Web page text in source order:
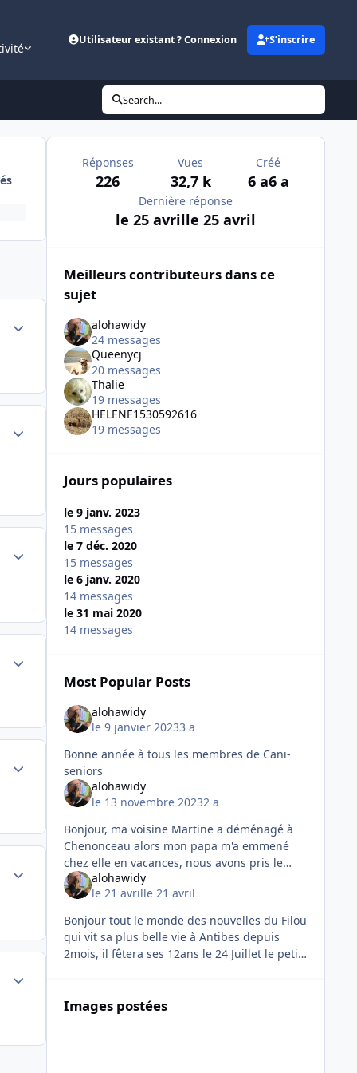
Utilisateur existant ? Connexion S’inscrire
Search...
Author stats
Author stats
Author stats
Author stats
Author stats
Réponses
226
Vues
32,7 k
Créé
6 a6 a
Dernière réponse
le 25 avrille 25 avril
Meilleurs contributeurs dans ce
sujet
alohawidy
24 messages
Queenycj
20 messages
Thalie
19 messages
HELENE1530592616
19 messages
Jours populaires
le 9 janv. 2023
15 messages
le 7 déc. 2020
15 messages
le 6 janv. 2020
14 messages
le 31 mai 2020
14 messages
Most Popular Posts
alohawidy
le 9 janvier 20233 a
Bonne année à tous les membres de Cani-
seniors
alohawidy
le 13 novembre 20232 a
Bonjour, ma voisine Martine a déménagé à
Chenonceau alors mon papa m'a emmené
chez elle en vacances, nous avons pris le
Ouigo , c'était chouette je faisais 2 grosses
balades par jour le long du Cher ,
alohawidy
le 21 avrille 21 avril
Bonjour tout le monde des nouvelles du Filou
qui vit sa plus belle vie à Antibes depuis
2mois, il fêtera ses 12ans le 24 Juillet le petit
Images postées